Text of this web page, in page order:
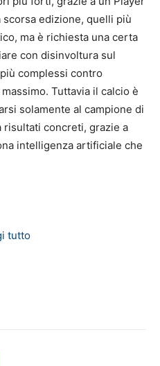
edizione, quelli più
ma è richiesta una certa
con disinvoltura sul
complessi contro
Tuttavia il calcio è
solamente al campione di
concreti, grazie a
intelligenza artificiale che
tutto